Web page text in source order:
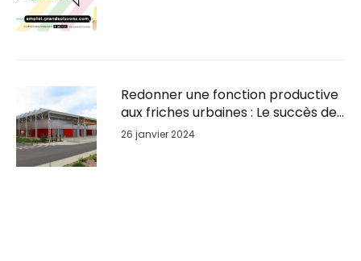
Redonner une fonction productive
aux friches urbaines : Le succès de
la reconversion du Parc BSL à
26 janvier 2024